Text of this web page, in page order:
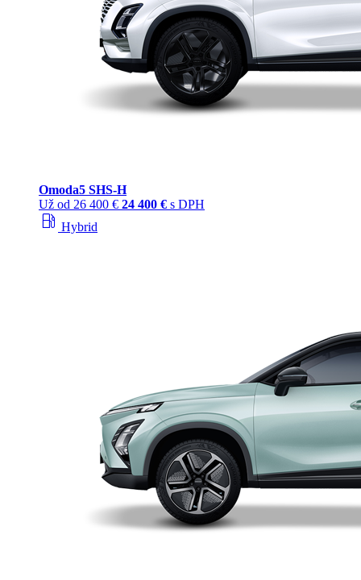
Omoda5 SHS‑H
Už od 26 400 € 24 400 € s DPH
local_gas_station Hybrid